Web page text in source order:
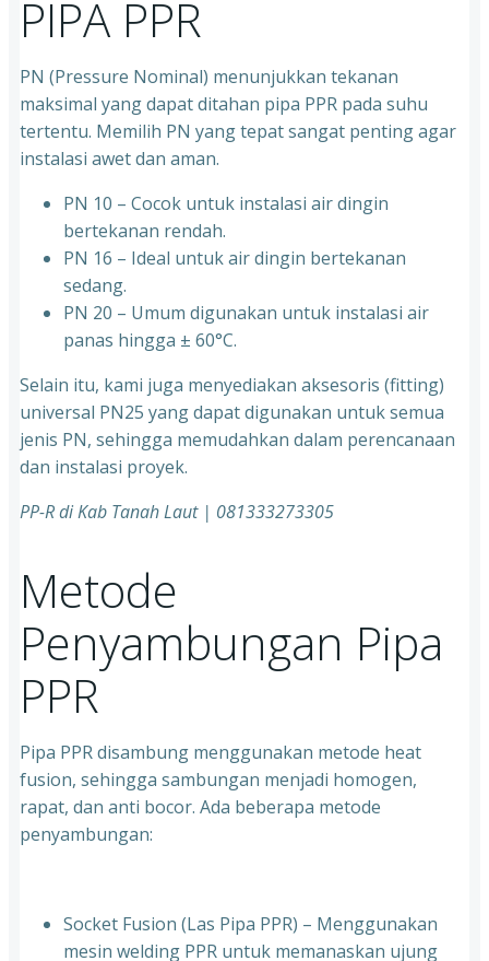
PIPA PPR
PN (Pressure Nominal) menunjukkan tekanan
maksimal yang dapat ditahan pipa PPR pada suhu
tertentu. Memilih PN yang tepat sangat penting agar
instalasi awet dan aman.
PN 10 – Cocok untuk instalasi air dingin
bertekanan rendah.
⁠PN 16 – Ideal untuk air dingin bertekanan
sedang.
⁠PN 20 – Umum digunakan untuk instalasi air
panas hingga ± 60°C.
Selain itu, kami juga menyediakan aksesoris (fitting)
universal PN25 yang dapat digunakan untuk semua
jenis PN, sehingga memudahkan dalam perencanaan
dan instalasi proyek.
PP-R di Kab Tanah Laut | 081333273305
Metode
Penyambungan Pipa
PPR
Pipa PPR disambung menggunakan metode heat
fusion, sehingga sambungan menjadi homogen,
rapat, dan anti bocor. Ada beberapa metode
penyambungan:
Socket Fusion (Las Pipa PPR) – Menggunakan
mesin welding PPR untuk memanaskan ujung